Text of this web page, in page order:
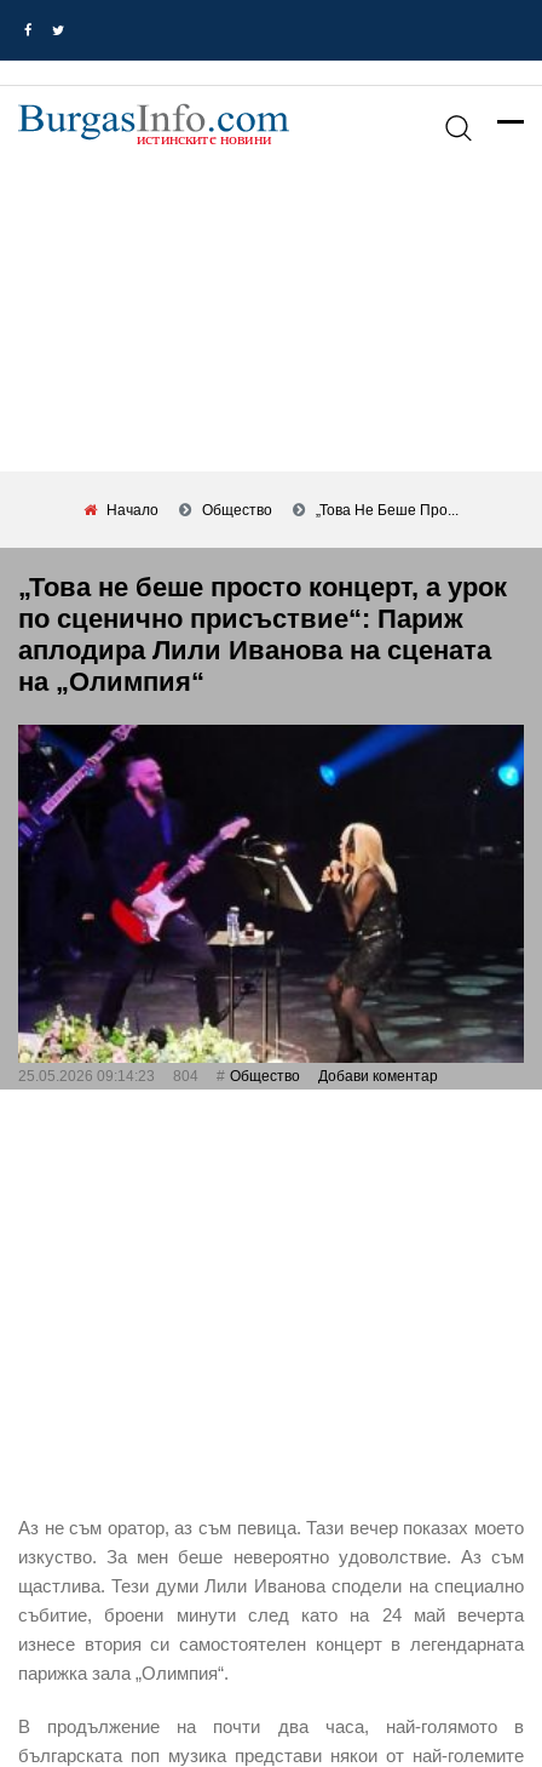
Начало Общество „Това Не Беше Про...
„Това не беше просто концерт, а урок
по сценично присъствие“: Париж
аплодира Лили Иванова на сцената
на „Олимпия“
25.05.2026 09:14:23 804 Общество Добави коментар
Аз не съм оратор, аз съм певица. Тази вечер показах моето
изкуство. За мен беше невероятно удоволствие. Аз съм
щастлива.Тези думи Лили Иванова сподели на специално
събитие, броени минути след като на 24 май вечерта
изнесе втория си самостоятелен концерт в легендарната
парижка зала „Олимпия“.
В продължение на почти два часа, най-голямото в
българската поп музика представи някои от най-големите